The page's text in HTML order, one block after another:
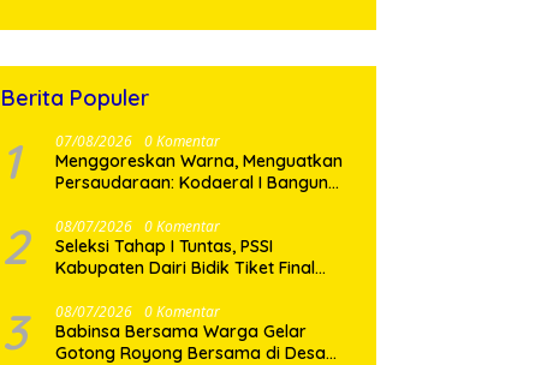
Berita Populer
1 07/08/2026 0 Komentar
‎Menggoreskan Warna, Menguatkan
Persaudaraan: Kodaeral I Bangun
Pesisir
2 08/07/2026 0 Komentar
Seleksi Tahap I Tuntas, PSSI
Kabupaten Dairi Bidik Tiket Final
3 08/07/2026 0 Komentar
Babinsa Bersama Warga Gelar
Gotong Royong Bersama di Desa